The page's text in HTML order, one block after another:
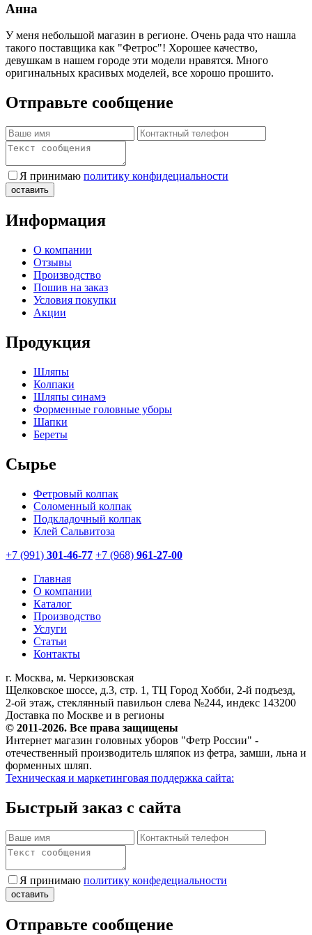
Анна
У меня небольшой магазин в регионе. Очень рада что нашла
такого поставщика как "Фетрос"! Хорошее качество,
девушкам в нашем городе эти модели нравятся. Много
оригинальных красивых моделей, все хорошо прошито.
Отправьте сообщение
Я принимаю политику конфидециальности
Информация
О компании
Отзывы
Производство
Пошив на заказ
Условия покупки
Акции
Продукция
Шляпы
Колпаки
Шляпы синамэ
Форменные головные уборы
Шапки
Береты
Сырье
Фетровый колпак
Соломенный колпак
Подкладочный колпак
Клей Сальвитоза
+7 (991) 301-46-77 +7 (968) 961-27-00
Главная
О компании
Каталог
Производство
Услуги
Статьи
Контакты
г. Москва, м. Черкизовская
Щелковское шоссе, д.3, стр. 1, ТЦ Город Хобби, 2-й подъезд,
2-ой этаж, стеклянный павильон слева №244, индекс 143200
Доставка по Москве и в регионы
© 2011-2026. Все права защищены
Интернет магазин головных уборов "Фетр России" -
отечественный производитель шляпок из фетра, замши, льна и
форменных шляп.
Техническая и маркетинговая поддержка сайта:
Быстрый заказ с сайта
Я принимаю политику конфедециальности
Отправьте сообщение